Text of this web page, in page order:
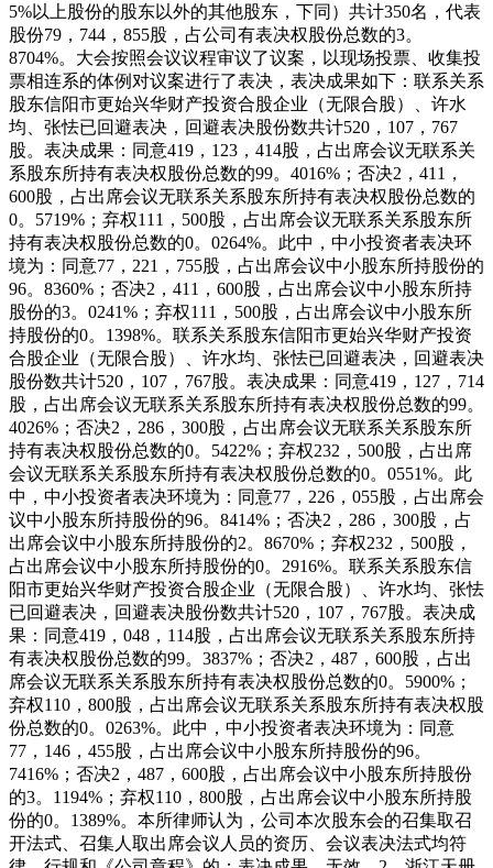
5%以上股份的股东以外的其他股东，下同）共计350名，代表
股份79，744，855股，占公司有表决权股份总数的3。
8704%。大会按照会议议程审议了议案，以现场投票、收集投
票相连系的体例对议案进行了表决，表决成果如下：联系关系
股东信阳市更始兴华财产投资合股企业（无限合股）、许水
均、张怯已回避表决，回避表决股份数共计520，107，767
股。表决成果：同意419，123，414股，占出席会议无联系关
系股东所持有表决权股份总数的99。4016%；否决2，411，
600股，占出席会议无联系关系股东所持有表决权股份总数的
0。5719%；弃权111，500股，占出席会议无联系关系股东所
持有表决权股份总数的0。0264%。此中，中小投资者表决环
境为：同意77，221，755股，占出席会议中小股东所持股份的
96。8360%；否决2，411，600股，占出席会议中小股东所持
股份的3。0241%；弃权111，500股，占出席会议中小股东所
持股份的0。1398%。联系关系股东信阳市更始兴华财产投资
合股企业（无限合股）、许水均、张怯已回避表决，回避表决
股份数共计520，107，767股。表决成果：同意419，127，714
股，占出席会议无联系关系股东所持有表决权股份总数的99。
4026%；否决2，286，300股，占出席会议无联系关系股东所
持有表决权股份总数的0。5422%；弃权232，500股，占出席
会议无联系关系股东所持有表决权股份总数的0。0551%。此
中，中小投资者表决环境为：同意77，226，055股，占出席会
议中小股东所持股份的96。8414%；否决2，286，300股，占
出席会议中小股东所持股份的2。8670%；弃权232，500股，
占出席会议中小股东所持股份的0。2916%。联系关系股东信
阳市更始兴华财产投资合股企业（无限合股）、许水均、张怯
已回避表决，回避表决股份数共计520，107，767股。表决成
果：同意419，048，114股，占出席会议无联系关系股东所持
有表决权股份总数的99。3837%；否决2，487，600股，占出
席会议无联系关系股东所持有表决权股份总数的0。5900%；
弃权110，800股，占出席会议无联系关系股东所持有表决权股
份总数的0。0263%。此中，中小投资者表决环境为：同意
77，146，455股，占出席会议中小股东所持股份的96。
7416%；否决2，487，600股，占出席会议中小股东所持股份
的3。1194%；弃权110，800股，占出席会议中小股东所持股
份的0。1389%。本所律师认为，公司本次股东会的召集取召
开法式、召集人取出席会议人员的资历、会议表决法式均符